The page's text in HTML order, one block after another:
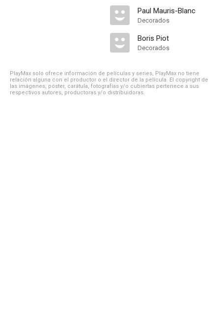
Paul Mauris-Blanc
Decorados
Boris Piot
Decorados
PlayMax solo ofrece información de películas y series, PlayMax no tiene
relación alguna con el productor o el director de la película. El copyright de
las imágenes, póster, carátula, fotografías y/o cubiertas pertenece a sus
respectivos autores, productoras y/o distribuidoras.